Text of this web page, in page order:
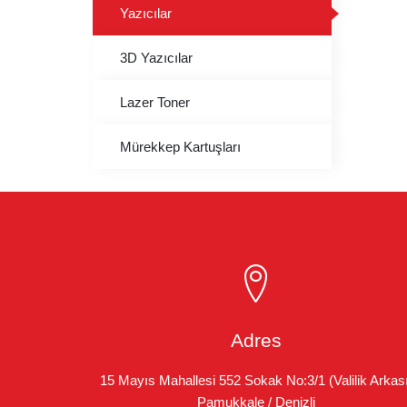
Yazıcılar
3D Yazıcılar
Lazer Toner
Mürekkep Kartuşları
Adres
15 Mayıs Mahallesi 552 Sokak No:3/1 (Valilik
Pamukkale / Denizli